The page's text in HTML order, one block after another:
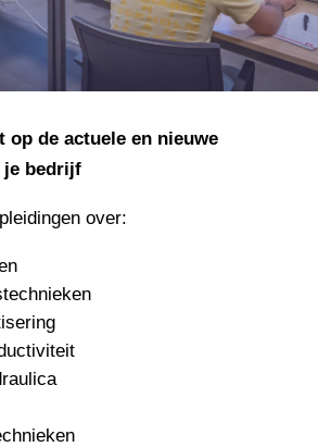
op de actuele en nieuwe
je bedrijf
over: